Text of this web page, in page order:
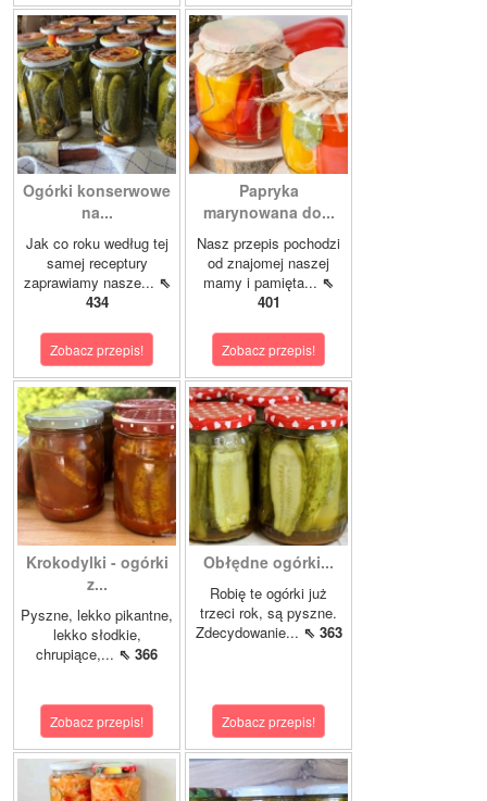
Ogórki konserwowe
na...
Jak co roku według tej
samej receptury
zaprawiamy nasze... ⇖
434
Zobacz przepis!
Papryka
marynowana do...
Nasz przepis pochodzi
od znajomej naszej
mamy i pamięta... ⇖
401
Zobacz przepis!
Krokodylki - ogórki
z...
Pyszne, lekko pikantne,
lekko słodkie,
chrupiące,... ⇖ 366
Zobacz przepis!
Obłędne ogórki...
Robię te ogórki już
trzeci rok, są pyszne.
Zdecydowanie... ⇖ 363
Zobacz przepis!